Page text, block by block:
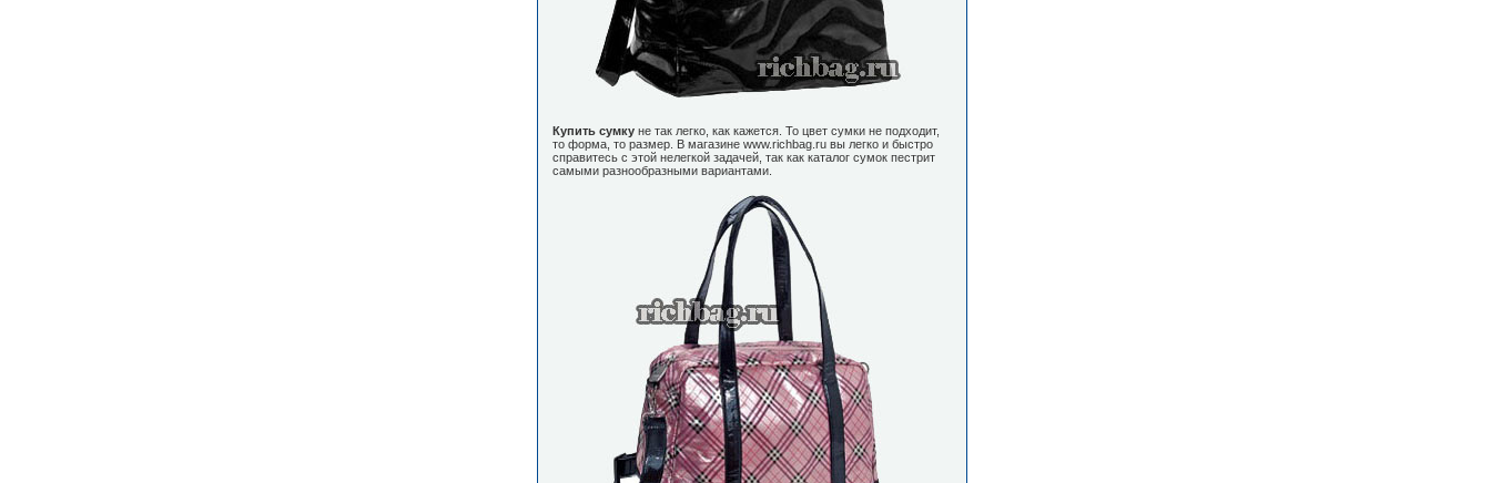
Купить сумкуне так легко, как кажется. То цвет сумки не подходит,
то форма, то размер. В магазине www.richbag.ru вы легко и быстро
справитесь с этой нелегкой задачей, так как каталог сумок пестрит
самыми разнообразными вариантами.